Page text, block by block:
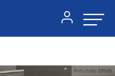
Foto:Foto: DPolG